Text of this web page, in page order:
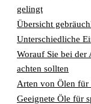
gelingt
Übersicht
Unterschiedliche
Worauf Sie bei der
achten sollten
Arten von Ölen für
Geeignete Öle für